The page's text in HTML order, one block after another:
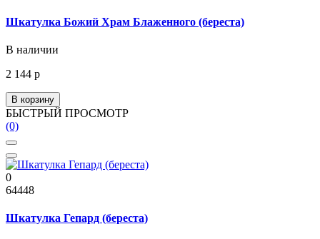
Шкатулка Божий Храм Блаженного (береста)
В наличии
2 144 р
В корзину
БЫСТРЫЙ ПРОСМОТР
(0)
0
64448
Шкатулка Гепард (береста)